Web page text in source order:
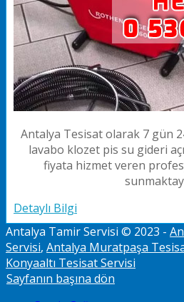
Antalya Tesisat olarak 7 gün
lavabo klozet pis su gideri
fiyata hizmet veren
Detaylı Bilgi
Antalya Tamir Servisi © 2023 -
Servisi, Antalya Muratpaşa
Konyaaltı Tesisat Servisi
Sayfanın başına dön